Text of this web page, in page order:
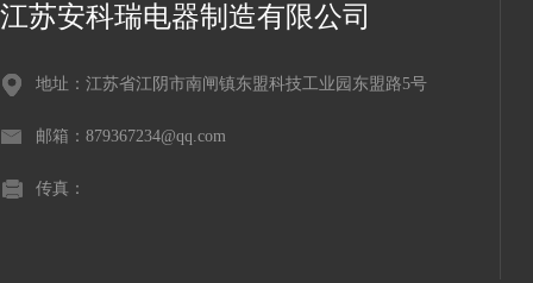
江苏安科瑞电器制造有限公司
地址：江苏省江阴市南闸镇东盟科技工业园东盟路5号
邮箱：879367234@qq.com
传真：